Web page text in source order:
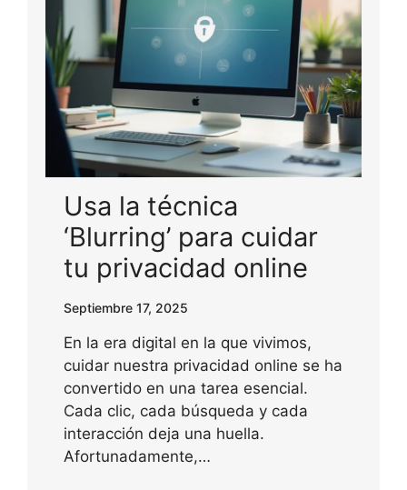
Usa la técnica
‘Blurring’ para cuidar
tu privacidad online
Septiembre 17, 2025
En la era digital en la que vivimos,
cuidar nuestra privacidad online se ha
convertido en una tarea esencial.
Cada clic, cada búsqueda y cada
interacción deja una huella.
Afortunadamente,…